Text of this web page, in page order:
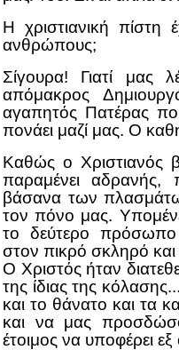
Η χριστιανική πίστη
ανθρώπους;
Σίγουρα! Γιατί μας
απόμακρος
αγαπητός Πατέρας
πονάει μαζί μας. Ο
Καθώς ο Χριστιανός
παραμένει αδρανής,
βάσανα των
τον πόνο μας.
το δεύτερο πρόσωπο
στον πικρό σκληρό
Ο Χριστός ήταν
της ίδιας της
και το θάνατο και τα
και να μας
έτοιμος να υποφέρει